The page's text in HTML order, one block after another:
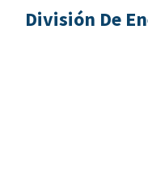
División De